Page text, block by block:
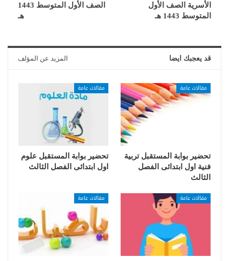
الأسرية الصف الأول
المتوسط 1443 هـ
الصف الأول المتوسط 1443
هـ
قد يعجبك ايضا المزيد عن المؤلف
مقالات عامة
تحضير بوابة المستقبل تربية
فنية اول ابتدائى الفصل
الثالث
مقالات عامة
تحضير بوابة المستقبل علوم
اول ابتدائى الفصل الثالث
مقالات عامة مقالات عامة